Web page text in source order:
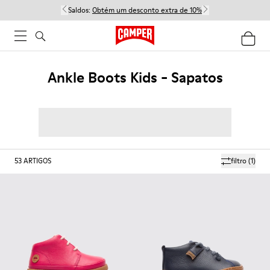
Saldos: Obtém um desconto extra de 10%
Ankle Boots Kids - Sapatos
filtro(1)
53ARTIGOS